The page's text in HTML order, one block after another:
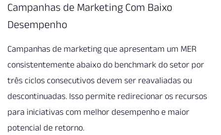
Campanhas de Marketing Com Baixo
Desempenho
Campanhas de marketing que apresentam um MER
consistentemente abaixo do benchmark do setor por
três ciclos consecutivos devem ser reavaliadas ou
descontinuadas. Isso permite redirecionar os recursos
para iniciativas com melhor desempenho e maior
potencial de retorno.